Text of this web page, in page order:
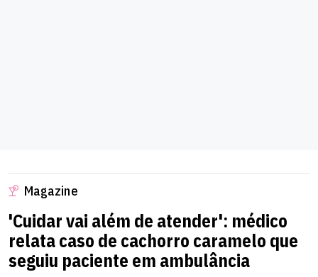
Magazine
'Cuidar vai além de atender': médico
relata caso de cachorro caramelo que
seguiu paciente em ambulância